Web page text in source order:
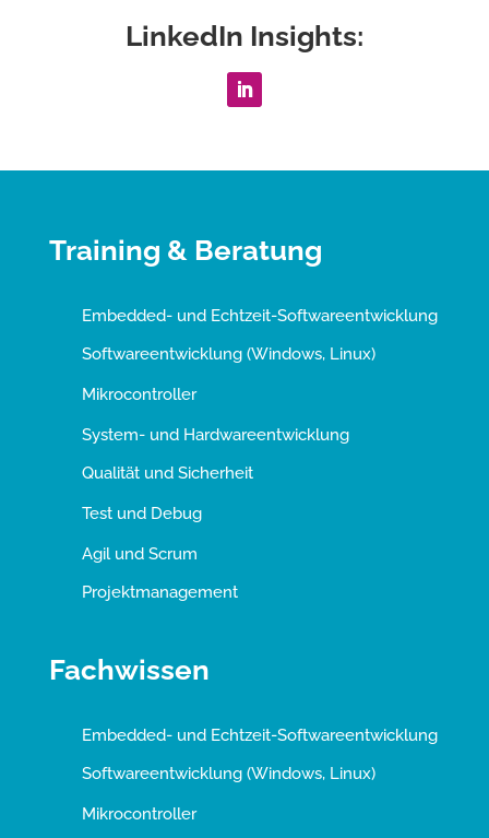
LinkedIn Insights:
Training & Beratung
Embedded- und Echtzeit-Softwareentwicklung
Softwareentwicklung (Windows, Linux)
Mikrocontroller
System- und Hardwareentwicklung
Qualität und Sicherheit
Test und Debug
Agil und Scrum
Projektmanagement
Fachwissen
Embedded- und Echtzeit-Softwareentwicklung
Softwareentwicklung (Windows, Linux)
Mikrocontroller